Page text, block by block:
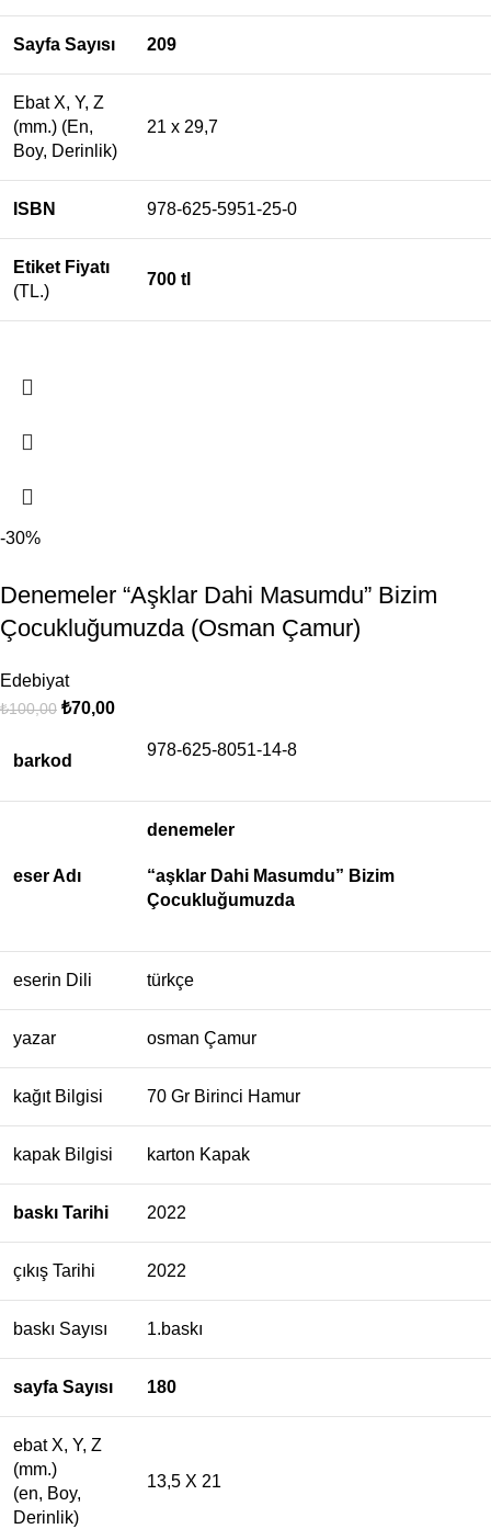
Sayfa Sayısı 209
Ebat X, Y, Z
(mm.) (En,
Boy, Derinlik)
21 x 29,7
ISBN 978-625-5951-25-0
Etiket Fiyatı
(TL.)
700 tl
-30%
Denemeler “Aşklar Dahi Masumdu” Bizim
Çocukluğumuzda (Osman Çamur)
Edebiyat
₺100,00 ₺70,00
barkod
978-625-8051-14-8
eser Adı
denemeler
“aşklar Dahi Masumdu” Bizim
Çocukluğumuzda
eserin Dili türkçe
yazar osman Çamur
kağıt Bilgisi 70 Gr Birinci Hamur
kapak Bilgisi karton Kapak
baskı Tarihi 2022
çıkış Tarihi 2022
baskı Sayısı 1.baskı
sayfa Sayısı 180
ebat X, Y, Z
(mm.)
(en, Boy,
Derinlik)
13,5 X 21